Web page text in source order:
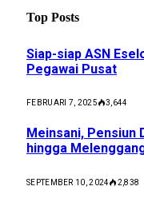
Top Posts
Siap-siap ASN
Pegawai Pusat
FEBRUARI 7, 2025 3,644
Meinsani, Pensiun
hingga
SEPTEMBER 10, 2024 2,838